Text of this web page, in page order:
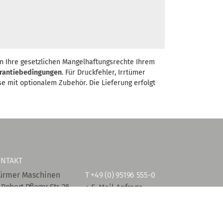
gesetzlichen Mangelhaftungsrechte Ihrem
. Für Druckfehler, Irrtümer
mit optionalem Zubehör. Die Lieferung erfolgt
Maschinen
Robert-Pfleger-Str. 26
T +49 (0) 95196 555-0
+ E-Mail Anfrage